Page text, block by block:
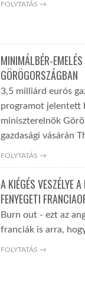
FOLYTATÁS →
MINIMÁLBÉR-
GÖRÖGORSZÁGBAN
3,5 milliárd eurós
programot jelentett
miniszterelnök
gazdasági vásárán
FOLYTATÁS →
A KIÉGÉS VESZÉLYE
FENYEGETI
Burn out - ezt az
franciák is arra,
FOLYTATÁS →